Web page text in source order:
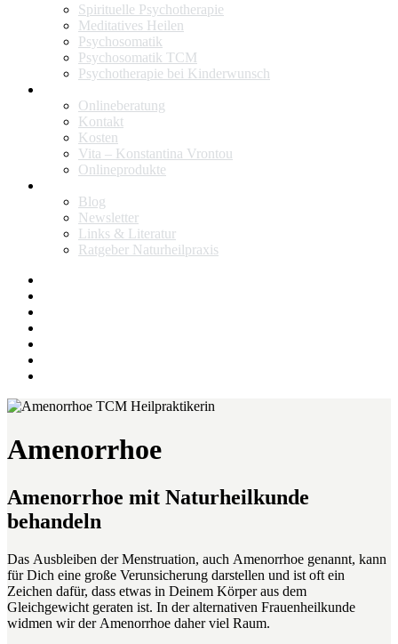
Spirituelle Psychotherapie
Meditatives Heilen
Psychosomatik
Psychosomatik TCM
Psychotherapie bei Kinderwunsch
Onlineberatung
Kontakt
Kosten
Vita – Konstantina Vrontou
Onlineprodukte
Blog
Newsletter
Links & Literatur
Ratgeber Naturheilpraxis
Amenorrhoe
Amenorrhoe mit Naturheilkunde
behandeln
Das Ausbleiben der Menstruation, auch Amenorrhoe genannt, kann
für Dich eine große Verunsicherung darstellen und ist oft ein
Zeichen dafür, dass etwas in Deinem Körper aus dem
Gleichgewicht geraten ist. In der alternativen Frauenheilkunde
widmen wir der Amenorrhoe daher viel Raum.